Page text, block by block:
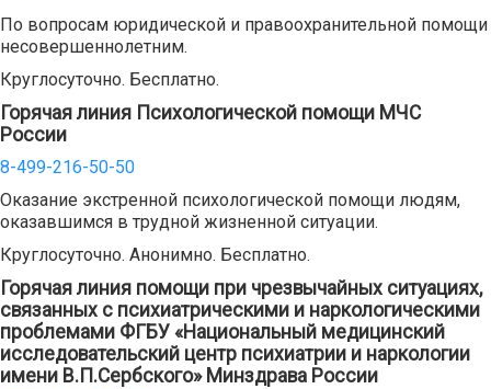
По вопросам юридической и правоохранительной помощи
несовершеннолетним.
Круглосуточно. Бесплатно.
Горячая линия Психологической помощи МЧС
России
8-499-216-50-50
Оказание экстренной психологической помощи людям,
оказавшимся в трудной жизненной ситуации.
Круглосуточно. Анонимно. Бесплатно.
Горячая линия помощи при чрезвычайных ситуациях,
связанных с психиатрическими и наркологическими
проблемами ФГБУ «Национальный медицинский
исследовательский центр психиатрии и наркологии
имени В.П.Сербского» Минздрава России